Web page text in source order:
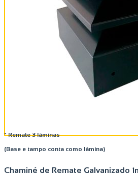
* Remate 3 lâminas
(Base e tampo conta como lâmina)
Chaminé de Remate Galvanizado